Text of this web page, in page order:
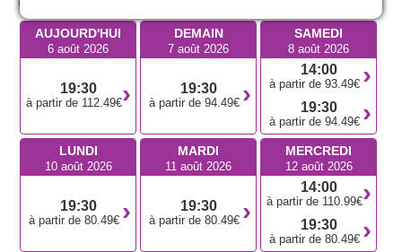
Cara Delevingequi rejoignent le groupe en mars pour
une durée limitée.
Une expérience immersive qui a complètement
transformé le Playhouse Theatre en un club des
années 1930 à Berlin.
Ce spectacle est plus qu'une simple comédie
musicale ; c'est un puissant commentaire social sur les
bouleversements politiques et culturels de son
Les meilleurs talents d'acteur
AUJOURD'HUI
6 août 2026
19:30
à partir de 112.49€
DEMAIN
7 août 2026
19:30
à partir de 94.49€
SAMEDI
8 août 2026
14:00
à partir de 93.49€
19:30
à partir de 94.49€
LUNDI
10 août 2026
19:30
à partir de 80.49€
MARDI
11 août 2026
19:30
à partir de 80.49€
MERCREDI
12 août 2026
14:00
à partir de 110.99€
19:30
à partir de 80.49€